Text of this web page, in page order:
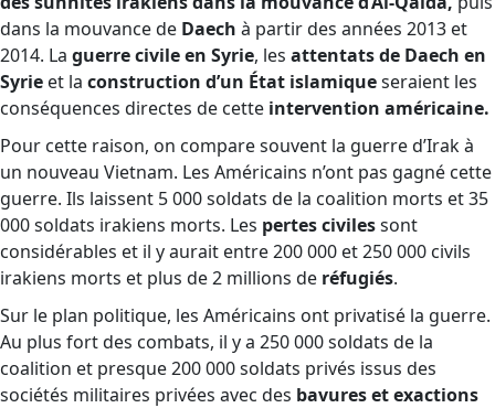
dans la mouvance de Daech à partir des années 2013 et
2014. La guerre civile en Syrie, les attentats de Daech en
Syrie et la construction d’un État islamiqueseraient les
conséquences directes de cette intervention américaine.
Pour cette raison, on compare souvent la guerre d’Irak à
un nouveau Vietnam. Les Américains n’ont pas gagné cette
guerre. Ils laissent 5 000 soldats de la coalition morts et 35
000 soldats irakiens morts. Les pertes civilessont
considérables et il y aurait entre 200 000 et 250 000 civils
irakiens morts et plus de 2 millions de réfugiés.
Sur le plan politique, les Américains ont privatisé la guerre.
Au plus fort des combats, il y a 250 000 soldats de la
coalition et presque 200 000 soldats privés issus des
sociétés militaires privées avec des bavures et exactions